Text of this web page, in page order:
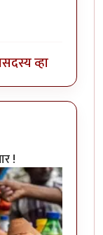
सदस्य व्हा
!